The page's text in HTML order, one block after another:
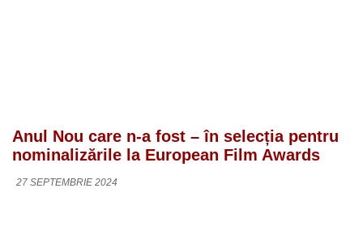
Anul Nou care n-a fost – în selecția pentru
nominalizările la European Film Awards
27 SEPTEMBRIE 2024